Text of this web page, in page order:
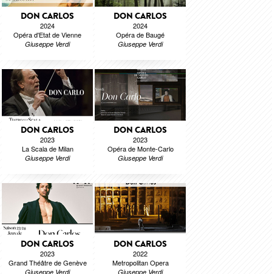
DON CARLOS
2024
Opéra d'Etat de Vienne
Giuseppe Verdi
DON CARLOS
2024
Opéra de Baugé
Giuseppe Verdi
DON CARLOS
2023
La Scala de Milan
Giuseppe Verdi
DON CARLOS
2023
Opéra de Monte-Carlo
Giuseppe Verdi
DON CARLOS
2023
Grand Théâtre de Genève
Giuseppe Verdi
DON CARLOS
2022
Metropolitan Opera
Giuseppe Verdi